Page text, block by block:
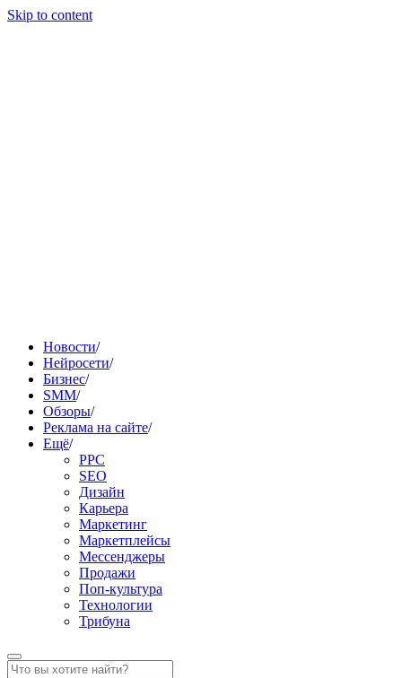
Skip to content
Новости/
Нейросети/
Бизнес/
SMM/
Обзоры/
Реклама на сайте/
Ещё/
PPC
SEO
Дизайн
Карьера
Маркетинг
Маркетплейсы
Мессенджеры
Продажи
Поп-культура
Технологии
Трибуна